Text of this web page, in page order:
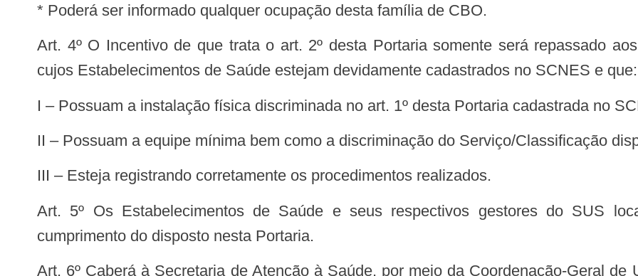
* Poderá ser informado qualquer ocupação desta família de CBO.
Art. 4º O Incentivo de que trata o art. 2º desta Portaria somente será repassado aos Municípios, Estados ou Distrito Federal
cujos Estabelecimentos de Saúde estejam devidamente cadastrados no SCNES e que:
I – Possuam a instalação física discriminada no art. 1º desta Portaria cadastrada no
II – Possuam a equipe mínima bem como a discriminação do Serviço/Classificação
III – Esteja registrando corretamente os procedimentos realizados.
Art. 5º Os Estabelecimentos de Saúde e seus respectivos gestores do SUS locais serão os responsáveis pelo correto
cumprimento do disposto nesta Portaria.
Art. 6º Caberá à Secretaria de Atenção à Saúde, por meio da Coordenação-Geral de Urgência e Emergência do Departamento